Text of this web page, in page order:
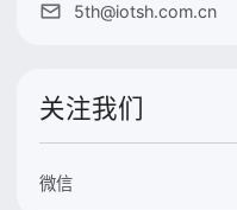
5th@iotsh.com.cn
关注我们
微信